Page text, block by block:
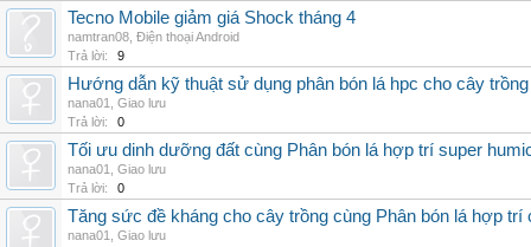
Tecno Mobile giảm giá Shock tháng 4
namtran08 Điện thoại Android
Trả lời:
9
Hướng dẫn kỹ thuật sử dụng phân bón lá hpc cho cây trồng
nana01
Giao lưu
Trả lời:
0
Tối ưu dinh dưỡng đất cùng Phân bón lá hợp trí super
nana01
Giao lưu
Trả lời:
0
Tăng sức đề kháng cho cây trồng cùng Phân bón lá hợp trí
nana01
Giao lưu